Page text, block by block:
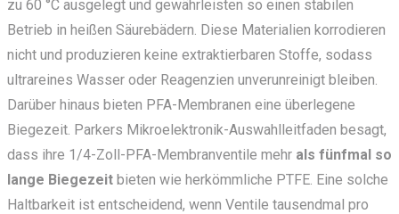
zu 60 °C ausgelegt und gewährleisten so einen stabilen
Betrieb in heißen Säurebädern. Diese Materialien korrodieren
nicht und produzieren keine extraktierbaren Stoffe, sodass
ultrareines Wasser oder Reagenzien unverunreinigt bleiben.
Darüber hinaus bieten PFA-Membranen eine überlegene
Biegezeit. Parkers Mikroelektronik-Auswahlleitfaden besagt,
dass ihre 1/4-Zoll-PFA-Membranventile mehr als fünfmal so
lange Biegezeitbieten wie herkömmliche PTFE. Eine solche
Haltbarkeit ist entscheidend, wenn Ventile tausendmal pro